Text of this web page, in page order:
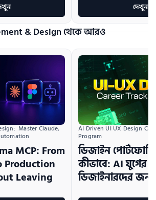
দেখুন
& Design থেকে আরও
Master Claude,
MCP: From
Production
Leaving
AI Driven UI UX Design
Program
ডিজাইন
কীভাবে: AI যুগের
ডিজাইনারদের জন্য